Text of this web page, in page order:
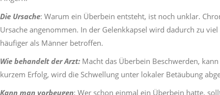
Die Ursache: Warum ein Überbein entsteht, ist noch unklar.
Ursache angenommen. In der Gelenkkapsel wird dadurch zu
häufiger als Männer betroffen.
Wie behandelt der Arzt: Macht das Überbein Beschwerden,
kurzem Erfolg, wird die Schwellung unter lokaler Betäubung
Kann man vorbeugen: Wer schon einmal ein Überbein hatte,